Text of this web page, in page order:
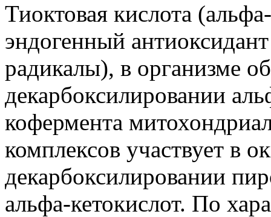
Тиоктовая кислота
эндогенный
радикалы), в организме
декарбоксилировании
кофермента
комплексов участвует в
декарбоксилировании
альфа-кетокислот. По